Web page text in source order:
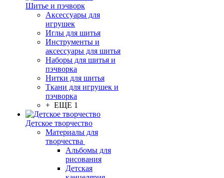
Шитье и пэчворк
Аксессуары для
игрушек
Иглы для шитья
Инструменты и
аксессуары для шитья
Наборы для шитья и
пэчворка
Нитки для шитья
Ткани для игрушек и
пэчворка
+ ЕЩЕ 1
Детское творчество
Материалы для
творчества
Альбомы для
рисования
Детская